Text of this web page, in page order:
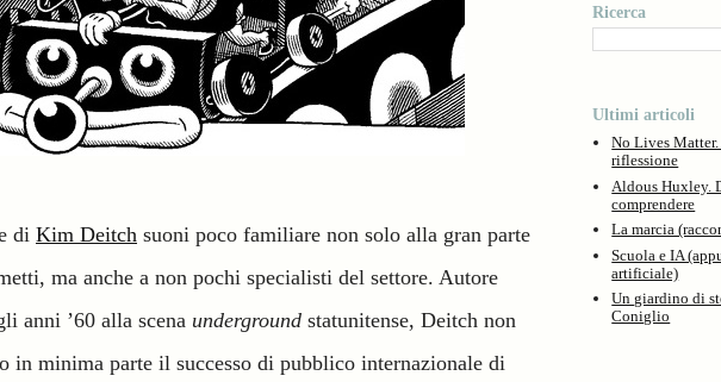
di Kim Deitch suoni poco familiare non solo alla gran parte
ma anche a non pochi specialisti del settore. Autore
anni ’60 alla scena underground statunitense, Deitch non
in minima parte il successo di pubblico internazionale di
Ricerca
Ultimi articoli
No Lives
riflessione
Aldous Huxley.
comprendere
La marcia
Scuola e IA
artificiale)
Un giardino di
Coniglio